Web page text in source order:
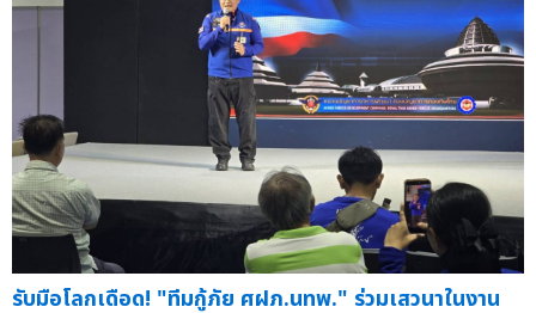
รับมือโลกเดือด! "ทีมกู้ภัย ศฝภ.นทพ." ร่วมเสวนาในงาน